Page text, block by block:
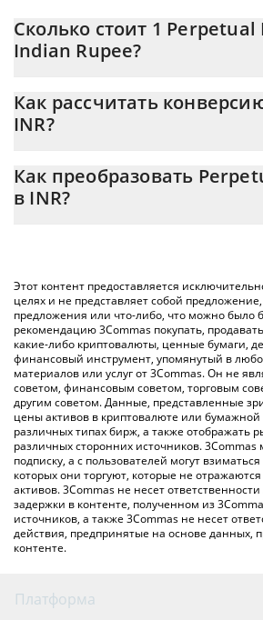
Сколько стоит 1
Indian Rupee?
На данный момент 1 Perpetual Protocol
Как рассчитать
INR?
рассчитать цену конвертации PERP в
Perpetual Protocol в соответствующее
цен Perpetual Protocol, чтобы
Perpetual Protocol в основных фиатных и
Как преобразовать
в INR?
Этот контент предоставляется
целях и не представляет собой
предложения или что-либо, что можно было
рекомендацию 3Commas покупать,
какие-либо криптовалюты, ценные бумаги,
финансовый инструмент, упомянутый в
материалов или услуг от 3Commas. Он не
советом, финансовым советом, торговым
другим советом. Данные, представленные
цены активов в криптовалюте или
различных типах бирж, а также отображать
различных сторонних источников. 3Commas
подписку, а с пользователей могут
которых они торгуют, которые не
активов. 3Commas не несет
задержки в контенте, полученном из
источников, а также 3Commas не несет
действия, предпринятые на основе данных,
контенте.
Платформа